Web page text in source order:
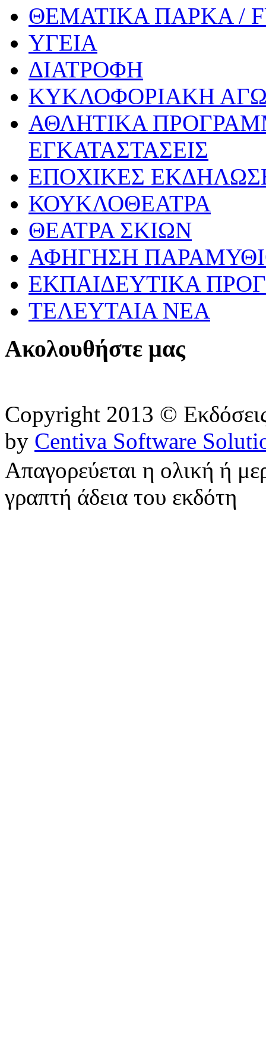
ΘΕΜΑΤΙΚΑ ΠΑΡΚΑ /
ΥΓΕΙΑ
ΔΙΑΤΡΟΦΗ
ΚΥΚΛΟΦΟΡΙΑΚΗ
ΑΘΛΗΤΙΚΑ
ΕΓΚΑΤΑΣΤΑΣΕΙΣ
ΕΠΟΧΙΚΕΣ
ΚΟΥΚΛΟΘΕΑΤΡΑ
ΘΕΑΤΡΑ ΣΚΙΩΝ
ΑΦΗΓΗΣΗ
ΕΚΠΑΙΔΕΥΤΙΚΑ
ΤΕΛΕΥΤΑΙΑ ΝΕΑ
Ακολουθήστε μας
Copyright 2013 ©
by Centiva Software
Απαγορεύεται η ολική ή
γραπτή άδεια του εκδότη